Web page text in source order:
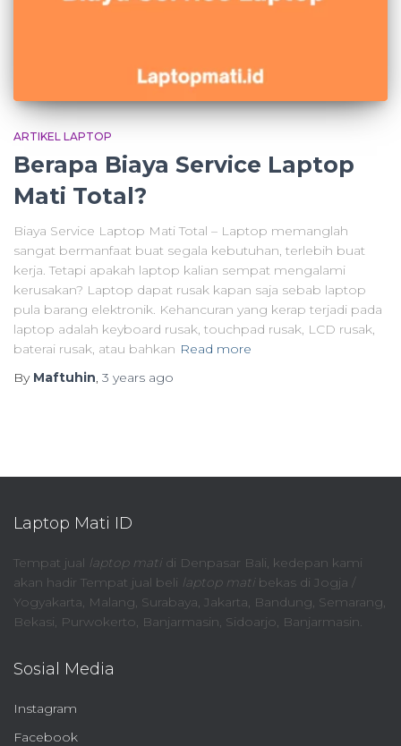
ARTIKEL LAPTOP
Berapa Biaya Service Laptop
Mati Total?
Biaya Service Laptop Mati Total – Laptop memanglah
sangat bermanfaat buat segala kebutuhan, terlebih buat
kerja. Tetapi apakah laptop kalian sempat mengalami
kerusakan? Laptop dapat rusak kapan saja sebab laptop
pula barang elektronik. Kehancuran yang kerap terjadi pada
laptop adalah keyboard rusak, touchpad rusak, LCD rusak,
baterai rusak, atau bahkan Read more
By Maftuhin, 3 years ago
Laptop Mati ID
Tempat jual laptop matidi Denpasar Bali, kedepan kami
akan hadir Tempat jual beli laptop matibekas di Jogja /
Yogyakarta, Malang, Surabaya, Jakarta, Bandung, Semarang,
Bekasi, Purwokerto, Banjarmasin, Sidoarjo, Banjarmasin.
Sosial Media
Instagram
Facebook